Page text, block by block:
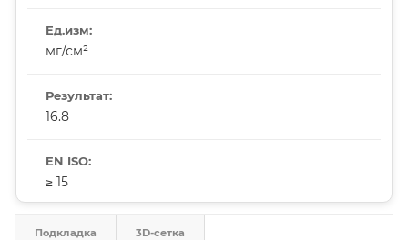
мг/см²
16.8
≥ 15
Подкладка 3D-сетка